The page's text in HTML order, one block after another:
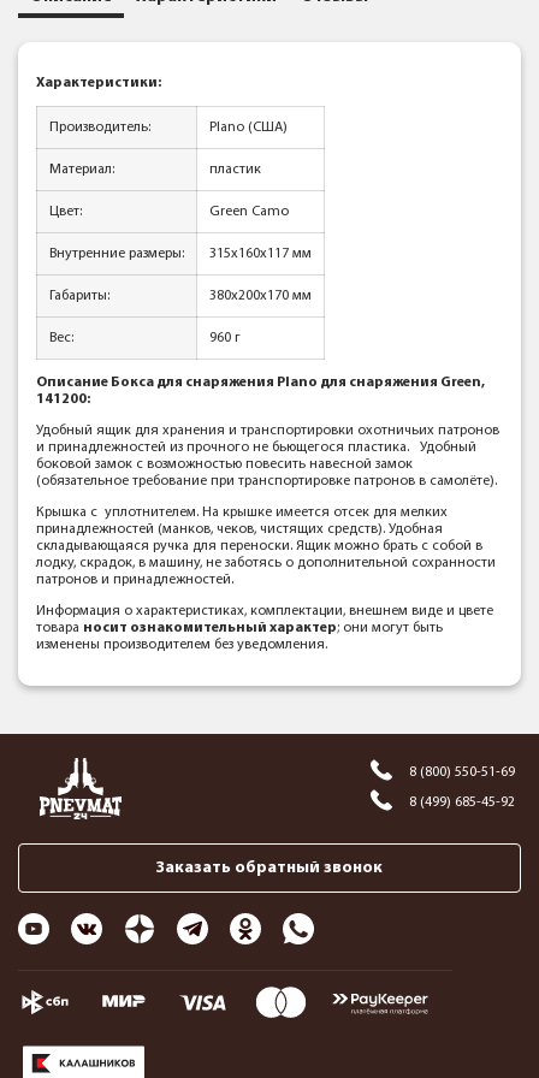
Характеристики:
Производитель: Plano (США)
Материал: пластик
Цвет: Green Camo
Внутренние размеры: 315x160x117 мм
Габариты: 380x200x170 мм
Вес: 960 г
Описание Бокса для снаряжения Plano для снаряжения Green,
141200:
Удобный ящик для хранения и транспортировки охотничьих патронов
и принадлежностей из прочного не бьющегося пластика. Удобный
боковой замок с возможностью повесить навесной замок
(обязательное требование при транспортировке патронов в самолёте).
Крышка с уплотнителем. На крышке имеется отсек для мелких
принадлежностей (манков, чеков, чистящих средств). Удобная
складывающаяся ручка для переноски. Ящик можно брать с собой в
лодку, скрадок, в машину, не заботясь о дополнительной сохранности
патронов и принадлежностей.
Информация о характеристиках, комплектации, внешнем виде и цвете
товара носит ознакомительный характер; они могут быть
изменены производителем без уведомления.
8 (800) 550-51-69
8 (499) 685-45-92
Заказать обратный звонок